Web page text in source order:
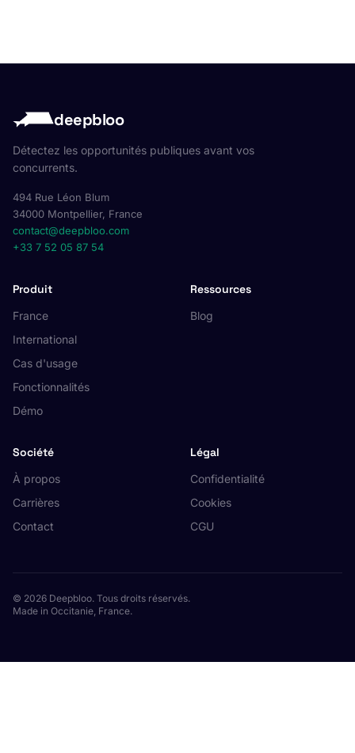
deepbloo
Détectez les opportunités publiques avant vos
concurrents.
494 Rue Léon Blum
34000 Montpellier, France
contact@deepbloo.com
+33 7 52 05 87 54
Produit
France
International
Cas d'usage
Fonctionnalités
Démo
Ressources
Blog
Société
À propos
Carrières
Contact
Légal
Confidentialité
Cookies
CGU
© 2026 Deepbloo. Tous droits réservés.
Made in Occitanie, France.